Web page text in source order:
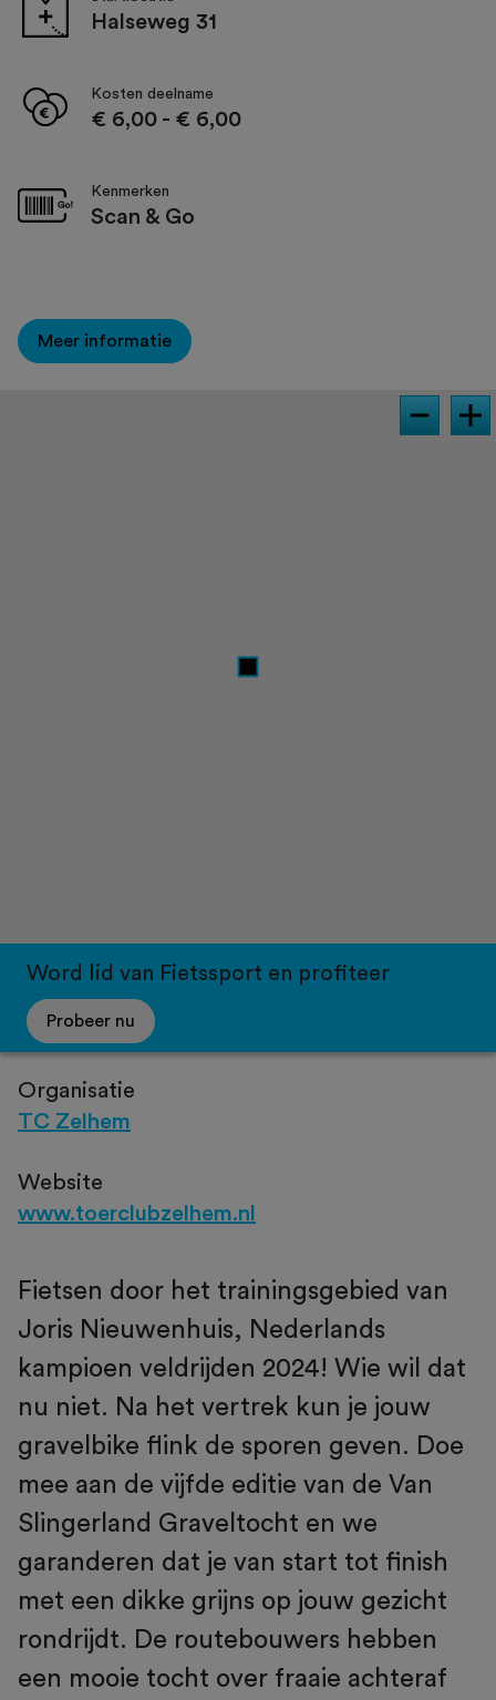
Halseweg 31
Kosten deelname
€ 6,00 - € 6,00
Kenmerken
Scan & Go
Meer informatie
Word lid van Fietssport en profiteer
Probeer nu
Organisatie
TC Zelhem
Website
www.toerclubzelhem.nl
Fietsen door het trainingsgebied van
Joris Nieuwenhuis, Nederlands
kampioen veldrijden 2024! Wie wil dat
nu niet. Na het vertrek kun je jouw
gravelbike flink de sporen geven. Doe
mee aan de vijfde editie van de Van
Slingerland Graveltocht en we
garanderen dat je van start tot finish
met een dikke grijns op jouw gezicht
rondrijdt. De routebouwers hebben
een mooie tocht over fraaie achteraf